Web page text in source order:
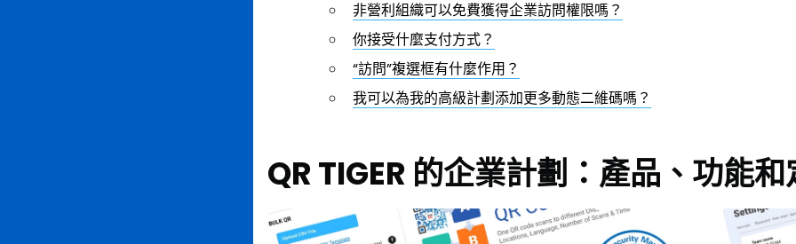
非營利組織可以免費獲得企業訪問權限嗎？
你接受什麼支付方式？
“訪問”複選框有什麼作用？
我可以為我的高級計劃添加更多動態二維碼嗎？
QR TIGER 的企業計劃：產品、功能